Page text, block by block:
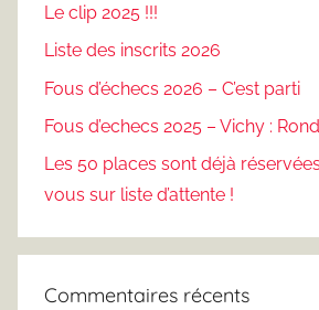
Le clip 2025 !!!
Liste des inscrits 2026
Fous d’échecs 2026 – C’est parti
Fous d’echecs 2025 – Vichy :
Les 50 places sont déjà
vous sur liste d’attente !
Commentaires récents